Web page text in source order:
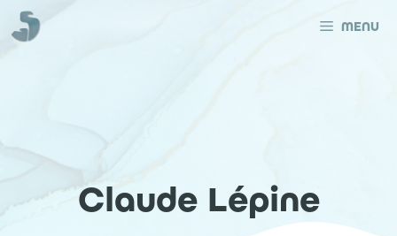
Aller
contenu
MENU
Claude Lépine